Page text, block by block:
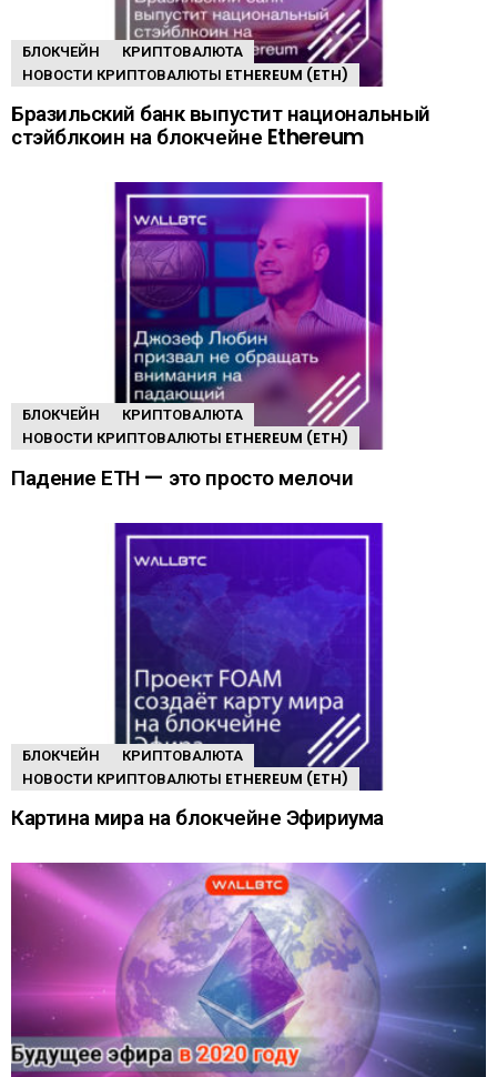
БЛОКЧЕЙН
КРИПТОВАЛЮТА
НОВОСТИ КРИПТОВАЛЮТЫ ETHEREUM (ETH)
Бразильский банк выпустит национальный
стэйблкоин на блокчейне Ethereum
БЛОКЧЕЙН
КРИПТОВАЛЮТА
НОВОСТИ КРИПТОВАЛЮТЫ ETHEREUM (ETH)
Падение ЕТН — это просто мелочи
БЛОКЧЕЙН
КРИПТОВАЛЮТА
НОВОСТИ КРИПТОВАЛЮТЫ ETHEREUM (ETH)
Картина мира на блокчейне Эфириума